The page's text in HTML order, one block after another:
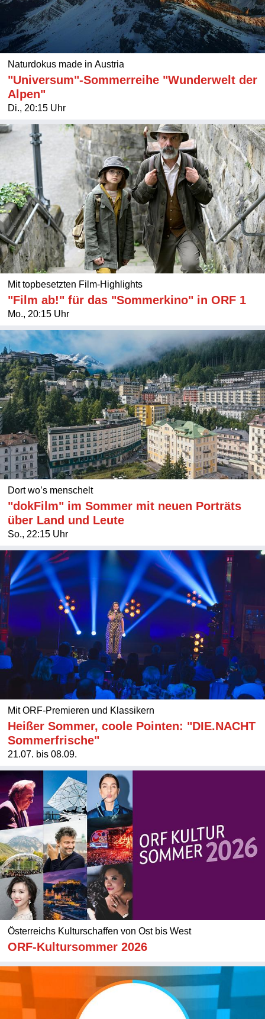
Naturdokus made in Austria
"Universum"-Sommerreihe "Wunderwelt der
Alpen"
Di., 20:15 Uhr
Mit topbesetzten Film-Highlights
"Film ab!" für das "Sommerkino" in ORF 1
Mo., 20:15 Uhr
Dort wo’s menschelt
"dokFilm" im Sommer mit neuen Porträts
über Land und Leute
So., 22:15 Uhr
Mit ORF-Premieren und Klassikern
Heißer Sommer, coole Pointen: "DIE.NACHT
Sommerfrische"
21.07. bis 08.09.
Österreichs Kulturschaffen von Ost bis West
ORF-Kultursommer 2026